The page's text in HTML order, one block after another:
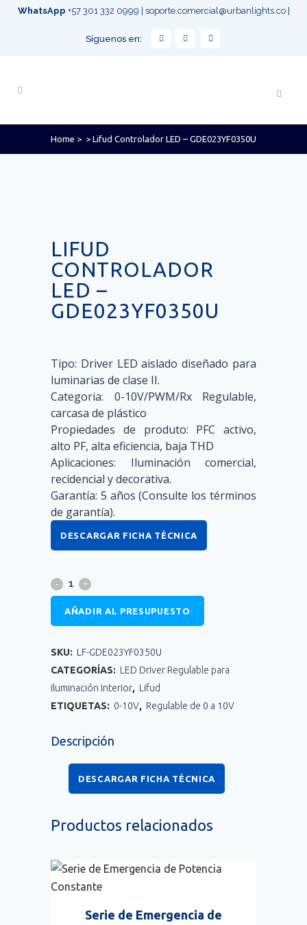
WhatsApp +57 301 332 0999 soporte.comercial@urbanlights.co|
Síguenos en:
Home > > Lifud Controlador LED – GDE023YF0350U
LIFUD
CONTROLADOR
LED –
GDE023YF0350U
Tipo: Driver LED aislado diseñado para
luminarias de clase II.
Categoria: 0-10V/PWM/Rx Regulable,
carcasa de plástico
Propiedades de produto: PFC activo,
alto PF, alta eficiencia, baja THD
Aplicaciones: Iluminación comercial,
recidencial y decorativa.
Garantía: 5 años (Consulte los términos
de garantía).
DESCARGAR FICHA TÉCNICA
AÑADIR AL PRESUPUESTO
SKU: LF-GDE023YF0350U
CATEGORÍAS: LED Driver Regulable para
Iluminación Interior, Lifud
ETIQUETAS: 0-10V, Regulable de 0 a 10V
Descripción
DESCARGAR FICHA TÉCNICA
Productos relacionados
Serie de Emergencia de